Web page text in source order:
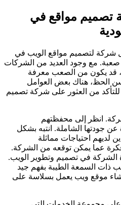
تصميم مواقع في
شركة لتصميم مواقع الويب في
صعبة. مع وجود العديد من الشركات
قد يكون من الصعب معرفة
الحظ، هناك بعض العوامل
للتأكد من العثور على شركة تصميم
انظر إلى محفظتهم
جودتها الشاملة. انتبه بشكل
لديهم احتياجات مماثلة
عما يمكن توقعه من الشركة.
في تصميم وتطوير الويب.
ذات السمعة الطيبة بفهم جيد
موقع ويب يعمل بسلاسة على